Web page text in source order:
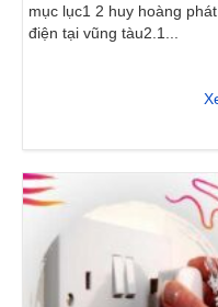
mục lục1 2 huy hoàng
điện tại vũng tàu2.1...